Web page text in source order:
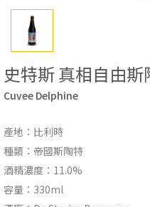
史特斯 真相自由斯
Cuvee Delphine
產地：比利時
種類：帝國斯陶特
酒精濃度：11.0%
容量：330ml